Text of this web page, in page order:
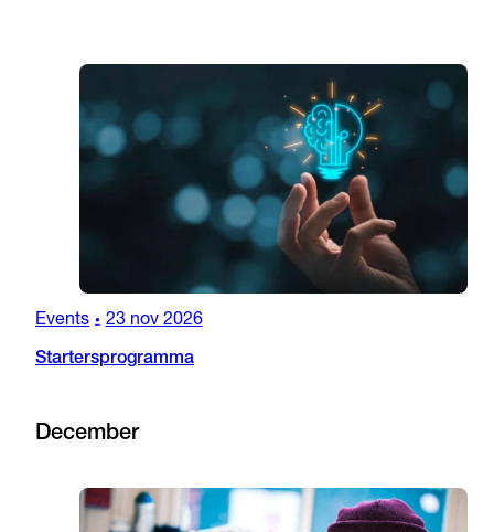
Events • 23 nov 2026
Startersprogramma
December